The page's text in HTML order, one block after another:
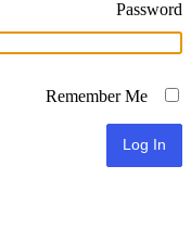
Password
Remember Me